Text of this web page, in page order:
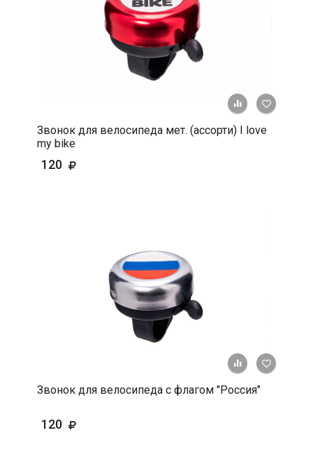
+ К
Звонок для велосипеда мет. (ассорти) I love
my bike
120
+ К
Звонок для велосипеда с флагом "Россия"
120